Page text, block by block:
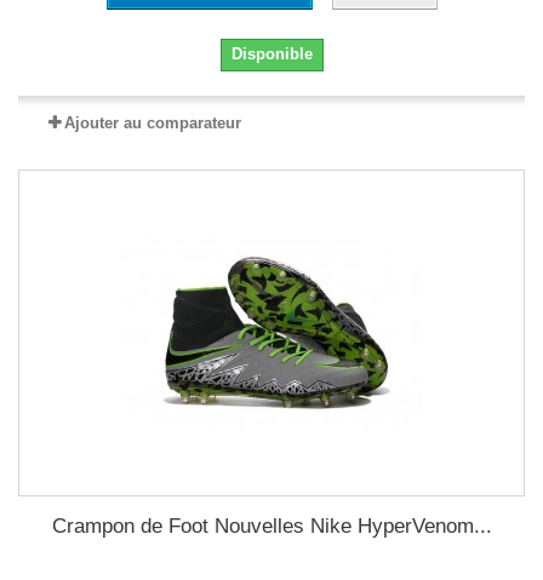
Disponible
Ajouter au comparateur
Crampon de Foot Nouvelles Nike HyperVenom...